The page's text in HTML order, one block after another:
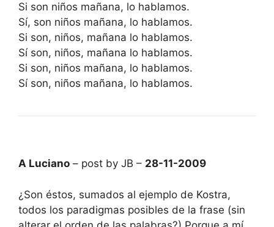
Si son niños mañana, lo hablamos.
Sí, son niños mañana, lo hablamos.
Si son, niños, mañana lo hablamos.
Sí son, niños, mañana lo hablamos.
Si son, niños mañana, lo hablamos.
Sí son, niños mañana, lo hablamos.
A Luciano – post by JB – 28-11-2009
¿Son éstos, sumados al ejemplo de Kostra,
todos los paradigmas posibles de la frase (sin